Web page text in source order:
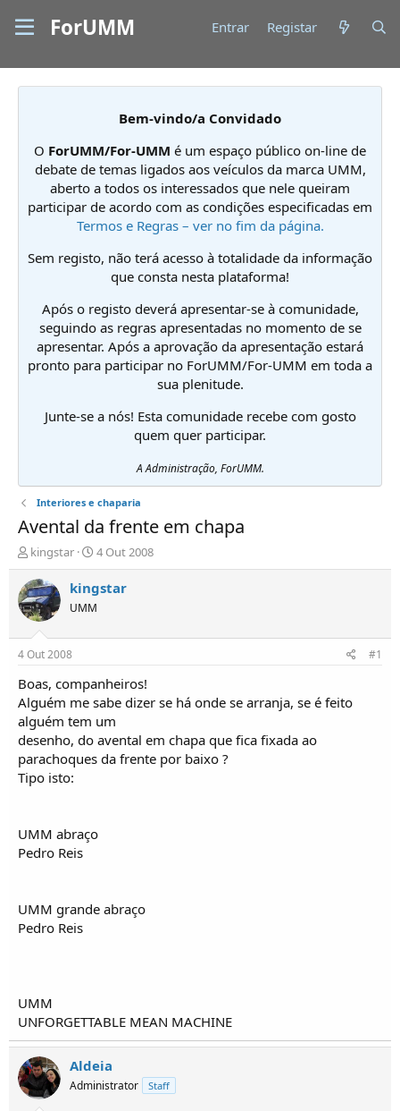
ForUMM Entrar Registar
Bem-vindo/a Convidado
O ForUMM/For-UMM é um espaço público on-line de
debate de temas ligados aos veículos da marca UMM,
aberto a todos os interessados que nele queiram
participar de acordo com as condições especificadas em
Termos e Regras – ver no fim da página.
Sem registo, não terá acesso à totalidade da informação
que consta nesta plataforma!
Após o registo deverá apresentar-se à comunidade,
seguindo as regras apresentadas no momento de se
apresentar. Após a aprovação da apresentação estará
pronto para participar no ForUMM/For-UMM em toda a
sua plenitude.
Junte-se a nós! Esta comunidade recebe com gosto
quem quer participar.
A Administração, ForUMM.
Interiores e chaparia
Avental da frente em chapa
I
n
i
c
i
d
o
r
e
T
ó
p
i
kingstar
D
a
t
a
d
í
i
o
4 Out 2008
kingstar
UMM
4 Out 2008 #1
Boas, companheiros!
Alguém me sabe dizer se há onde se arranja, se é feito
alguém tem um
desenho, do avental em chapa que fica fixada ao
parachoques da frente por baixo ?
Tipo isto:
UMM abraço
Pedro Reis
UMM grande abraço
Pedro Reis
UMM
UNFORGETTABLE MEAN MACHINE
Aldeia
Administrator Staff